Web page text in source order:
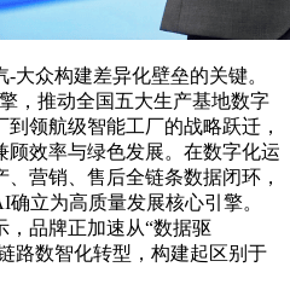
大众构建差异化壁垒的关键。
，推动全国五大生产基地数字
领航级智能工厂的战略跃迁，
效率与绿色发展。在数字化运
营销、售后全链条数据闭环，
立为高质量发展核心引擎。
，品牌正加速从“数据驱
路数智化转型，构建起区别于